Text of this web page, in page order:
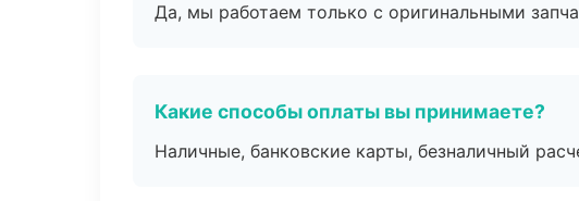
Да, мы работаем только с оригинальными
Какие способы оплаты вы принимаете?
Наличные, банковские карты, безналичный